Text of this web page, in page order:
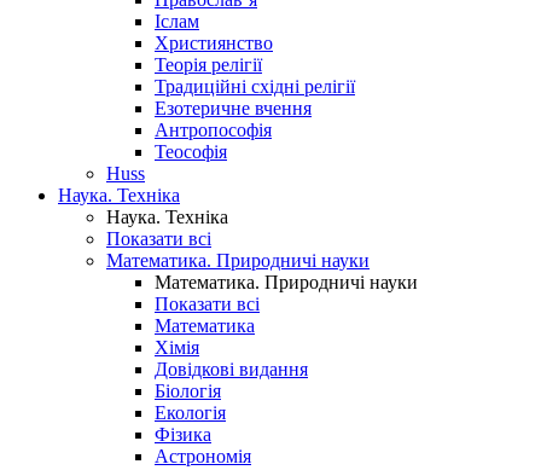
Іслам
Християнство
Теорія релігії
Традиційні східні релігії
Езотеричне вчення
Антропософія
Теософія
Huss
Наука. Техніка
Наука. Техніка
Показати всі
Математика. Природничі науки
Математика. Природничі науки
Показати всі
Математика
Хімія
Довідкові видання
Біологія
Екологія
Фізика
Астрономія